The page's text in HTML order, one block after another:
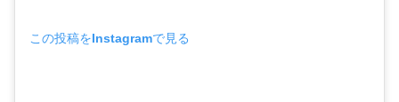
この投稿をInstagramで見る